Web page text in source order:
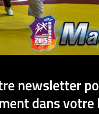
newsletter
dans